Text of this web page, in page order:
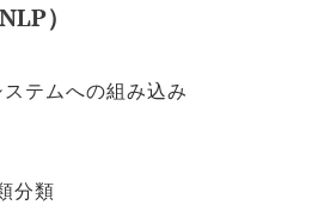
）
テムへの組み込み
分類